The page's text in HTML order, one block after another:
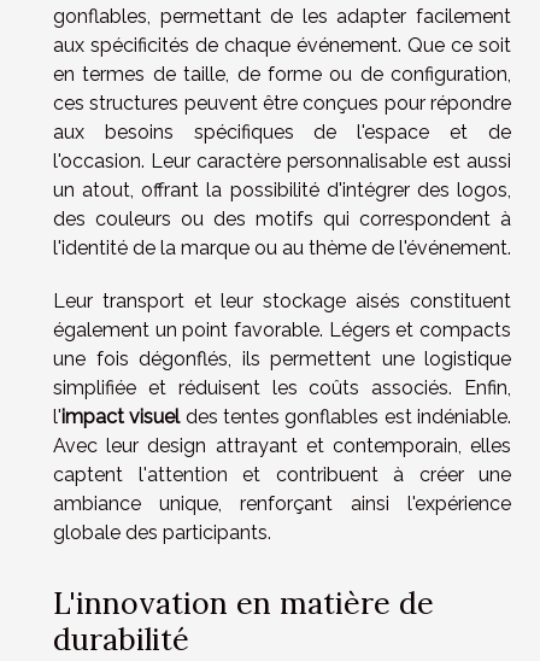
gonflables, permettant de les adapter facilement
aux spécificités de chaque événement. Que ce soit
en termes de taille, de forme ou de configuration,
ces structures peuvent être conçues pour répondre
aux besoins spécifiques de l'espace et de
l'occasion. Leur caractère personnalisable est aussi
un atout, offrant la possibilité d'intégrer des logos,
des couleurs ou des motifs qui correspondent à
l'identité de la marque ou au thème de l'événement.
Leur transport et leur stockage aisés constituent
également un point favorable. Légers et compacts
une fois dégonflés, ils permettent une logistique
simplifiée et réduisent les coûts associés. Enfin,
l'impact visueldes tentes gonflables est indéniable.
Avec leur design attrayant et contemporain, elles
captent l'attention et contribuent à créer une
ambiance unique, renforçant ainsi l'expérience
globale des participants.
L'innovation en matière de
durabilité